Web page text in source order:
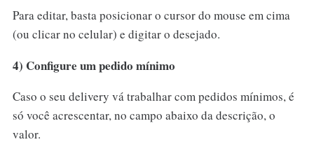
Para editar, basta posicionar o cursor do mouse em cima
(ou clicar no celular) e digitar o desejado.
4) Configure um pedido mínimo
Caso o seu delivery vá trabalhar com pedidos mínimos, é
só você acrescentar, no campo abaixo da descrição, o
valor.